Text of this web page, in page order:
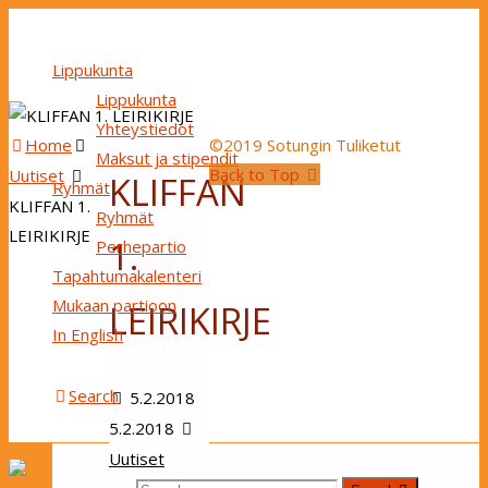
Lippukunta
Lippukunta
Yhteystiedot
Maksut ja stipendit
Ryhmät
Ryhmät
Perhepartio
Tapahtumakalenteri
Mukaan partioon
In English
Search
Home
Uutiset
KLIFFAN 1.
LEIRIKIRJE
KLIFFAN
1.
LEIRIKIRJE
5.2.2018
5.2.2018
Uutiset
©2019 Sotungin Tuliketut
Back to Top